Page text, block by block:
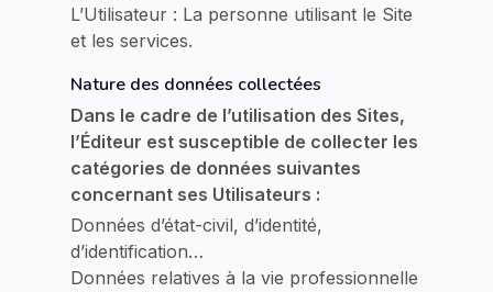
L’Utilisateur : La personne utilisant le Site
et les services.
Nature des données collectées
Dans le cadre de l’utilisation des Sites,
l’Éditeur est susceptible de collecter les
catégories de données suivantes
concernant ses Utilisateurs :
Données d’état-civil, d’identité,
d’identification…
Données relatives à la vie professionnelle